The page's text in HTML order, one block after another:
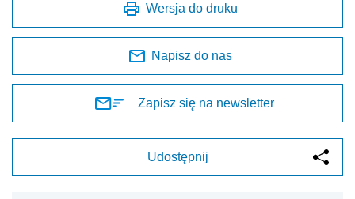
Wersja do druku
Napisz do nas
Zapisz się na newsletter
Udostępnij